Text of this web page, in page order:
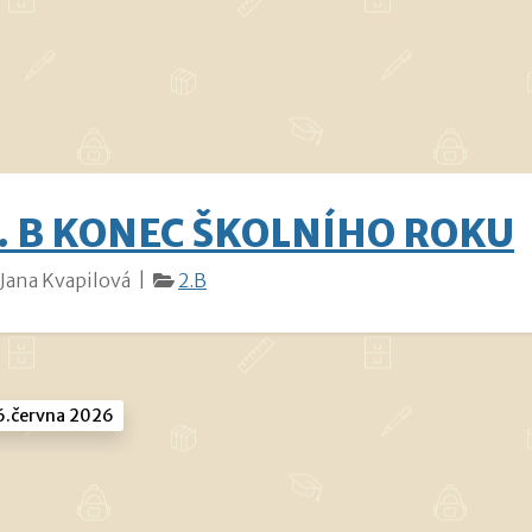
B KONEC ŠKOLNÍHO ROKU
Jana Kvapilová | 2.B
2026